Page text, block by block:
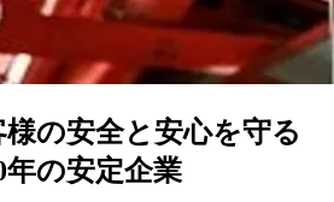
様の安全と安心を守る
の安定企業